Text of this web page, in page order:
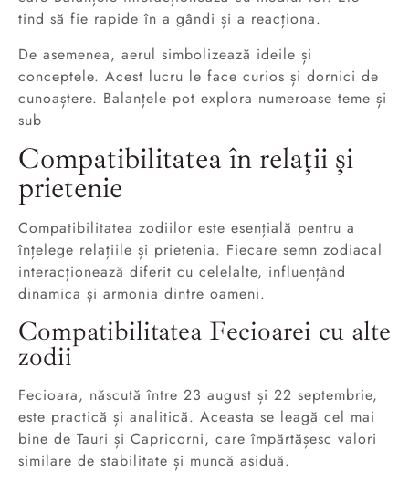
tind să fie rapide în a gândi și a reacționa.
De asemenea, aerul simbolizează ideile și
conceptele. Acest lucru le face curios și dornici de
cunoaștere. Balanțele pot explora numeroase teme și
sub
Compatibilitatea în relații și
prietenie
Compatibilitatea zodiilor este esențială pentru a
înțelege relațiile și prietenia. Fiecare semn zodiacal
interacționează diferit cu celelalte, influențând
dinamica și armonia dintre oameni.
Compatibilitatea Fecioarei cu alte
zodii
Fecioara, născută între 23 august și 22 septembrie,
este practică și analitică. Aceasta se leagă cel mai
bine de Tauri și Capricorni, care împărtășesc valori
similare de stabilitate și muncă asiduă.